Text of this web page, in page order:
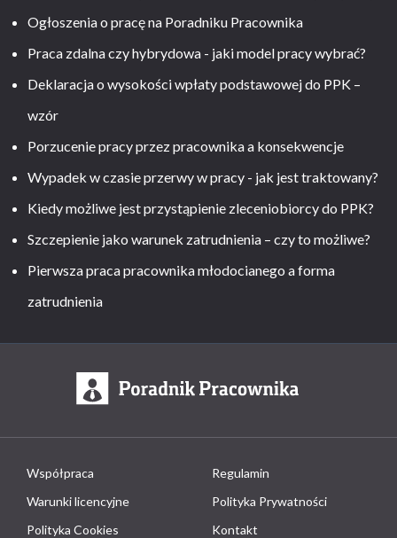
Ogłoszenia o pracę na Poradniku Pracownika
Praca zdalna czy hybrydowa - jaki model pracy wybrać?
Deklaracja o wysokości wpłaty podstawowej do PPK –
wzór
Porzucenie pracy przez pracownika a konsekwencje
Wypadek w czasie przerwy w pracy - jak jest traktowany?
Kiedy możliwe jest przystąpienie zleceniobiorcy do PPK?
Szczepienie jako warunek zatrudnienia – czy to możliwe?
Pierwsza praca pracownika młodocianego a forma
zatrudnienia
Współpraca
Regulamin
Warunki licencyjne
Polityka Prywatności
Polityka Cookies
Kontakt